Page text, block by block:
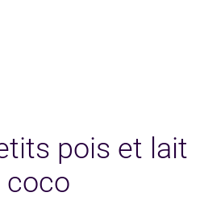
pois et lait
coco